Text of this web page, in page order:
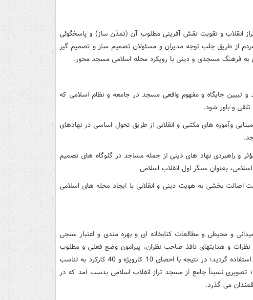
انقلاب و تقویت نقش آفرینی مطلوب آن (تمدّن ساز) و پاسخگوئی
از طریق جلب توجه مدیران و مسئولان تصمیم ساز و تصمیم گیر
به فرهنگ مسجدی و دینی با رویکرد محله اسلامی مسجد محور.
و تبیین جایگاه و مفهوم واقعی مسجد در جامعه و نظام اسلامی که
تلقی و باور شود.
وآموزه های مکتبی و انقلابی از طریق تحول اساسی در نهادهای
و راهبردی نهاد های دینی از جمله مساجد در گلوگاه های تصمیم
بعنوان سنگر اول انقلاب اسلامی
اصالت بخشی به هویت دینی و انقلابی با ایجاد محله های اسلامی
و محیطی و مطالعات کتابخانه ای و بهره مندی و اعتبار سنجی
نظرات و هدایتهای نافذ صاحب نظران، پیرامون وضع فعلی و مطلوب
مسجد طراز انقلاب اسلامی استفاده گردید؛ در نتیجه با احصای 10 کارویژه و 40 کارکرد به تناسب
تصویری نسبتاً جامع از مسجد تراز انقلاب اسلامی بدست آمد که در
می گذرد.